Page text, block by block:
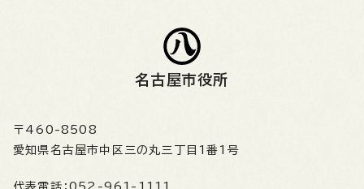
名古屋市役所
〒460-8508
愛知県名古屋市中区三の丸三丁目1番1号
代表電話： 052-961-1111